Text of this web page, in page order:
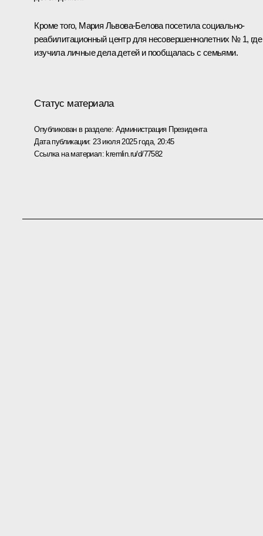
Кроме того, Мария Львова-Белова посетила социально-
реабилитационный центр для несовершеннолетних № 1, где
изучила личные дела детей и пообщалась с семьями.
Статус материала
Опубликован в разделе: Администрация Президента
Дата публикации: 23 июля 2025 года, 20:45
Ссылка на материал: kremlin.ru/d/77582